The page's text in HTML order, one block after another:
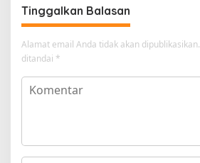
Tinggalkan Balasan
Alamat email Anda tidak akan dipublikasikan.
ditandai *